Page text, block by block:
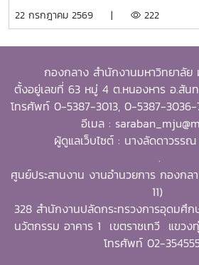
กับผลงานที่สามารถสร้างผลกระทบอย่าง
จัดขึ้นในวาระเฉลิมฉลอง ครบรอบ 60 ปี
องค์กรระดับภูมิภาคภายใต้ the
of Education (SEAMEO) และมีบทบา
ศักยภาพบุคลากร ส่งเสริมการศึกษาและ
เครือข่ายความร่วมมือเพื่อการพัฒนาการ
DAAD–SEARCA สู่ผู้นำมหาวิทยาลัยด้า
ศาสตราจารย์ ดร.วีระพล ทองมา เป็นศิ
of the Philippines Los Baños
โดยได้รับทุนการศึกษาระดับปริญญาเอก
Academic Exchange Service
จำนวน 100 แพ็ค เพื่อใช้ในกิจกรรม “จิ
พระเจ้าอยู่หัว เนื่องในโอกาสวันเฉลิมพ
กรกฎาคม 2569 พร้อมทั้งสนับสนุนโครง
ป่า รักษ์โลก เพิ่มพื้นที่สีเขียวสู่ชุมชน” แก่
ประชาชนที่มาใช้บริการ
22 กรกฎาคม 2569 | 222
กองกลาง สำนักงานมหาวิทยาลัย
ตั้งอยู่เลขที่ 63 หมู่ 4 ต.หนองหาร อ.สัน
โทรศัพท์ 0-5387-3013, 0-5387-3036-
อีเมล :
ผู้ดูแลเว็บไซต์ : นางลัดดาวร
.
ศูนย์ประสานงาน งานอำนวยการ กองกล
11)
328 สำนักงานปลัดกระทรวงการอุดมศึก
นวัตกรรม อาคาร 1 เขตราชเทวี แขว
โทรศัพท์ 02-